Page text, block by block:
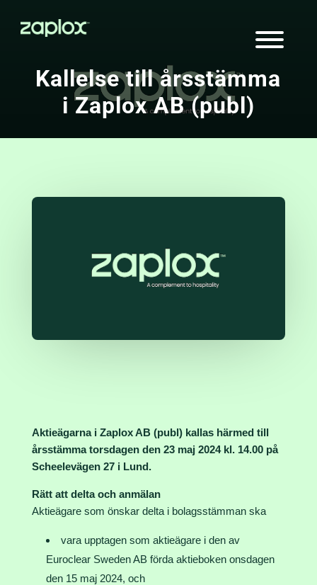
Kallelse till årsstämma
i Zaplox AB (publ)
Aktieägarna i Zaplox AB (publ) kallas härmed till
årsstämma torsdagen den 23 maj 2024 kl. 14.00 på
Scheelevägen 27 i Lund.
Rätt att delta och anmälan
Aktieägare som önskar delta i bolagsstämman ska
vara upptagen som aktieägare i den av
Euroclear Sweden AB förda aktieboken onsdagen
den 15 maj 2024, och